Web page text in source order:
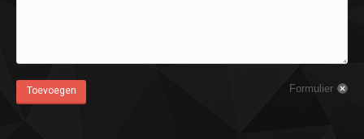
Toevoegen Formulier